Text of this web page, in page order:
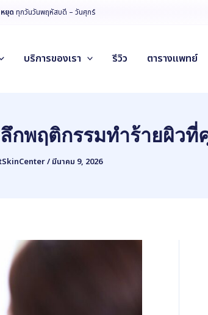
หยุด ทุกวันวันพฤหัสบดี – วันศุกร์
บริการของเรา รีวิว ตารางแพทย์
กพฤติกรรมทำร้ายผิว
/ มีนาคม 9, 2026